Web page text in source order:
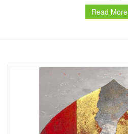
Read More